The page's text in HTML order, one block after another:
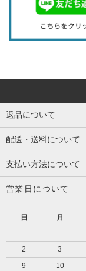
返品について
配送・送料について
支払い方法について
営業日について
日
月
2
3
9
10